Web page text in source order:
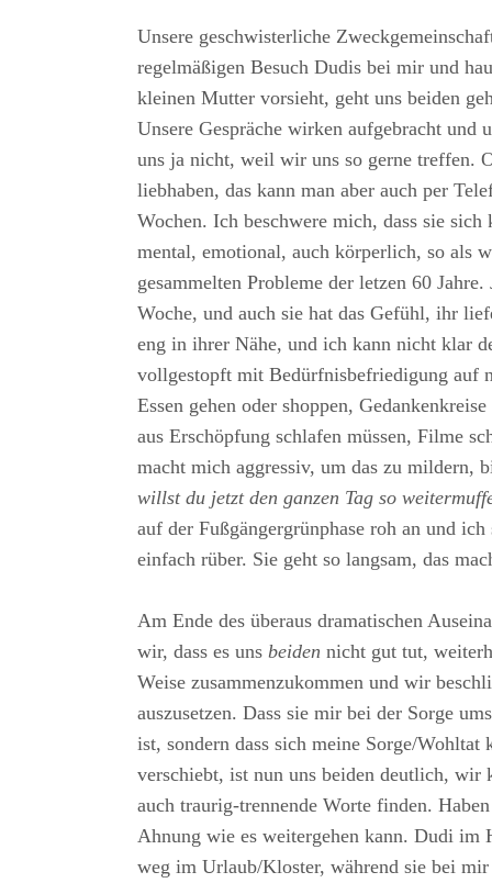
Unsere geschwisterliche
regelmäßigen Besuch Dudis bei mir und
kleinen Mutter vorsieht, geht uns beiden
Unsere Gespräche wirken aufgebracht und
uns ja nicht, weil wir uns so gerne treffen.
liebhaben, das kann man aber auch per
Wochen. Ich beschwere mich, dass sie sich
mental, emotional, auch körperlich, so als
gesammelten Probleme der letzen 60
Woche, und auch sie hat das Gefühl, ihr
eng in ihrer Nähe, und ich kann nicht klar
vollgestopft mit Bedürfnisbefriedigung auf
Essen gehen oder shoppen,
aus Erschöpfung schlafen müssen, Filme
macht mich aggressiv, um das zu mildern,
willst du jetzt den ganzen Tag so
auf der Fußgängergrünphase roh an und
einfach rüber. Sie geht so langsam, das
Am Ende des überaus dramatischen
wir, dass es uns beiden nicht gut tut,
Weise zusammenzukommen und wir
auszusetzen. Dass sie mir bei der Sorge
ist, sondern dass sich meine Sorge/Wohltat
verschiebt, ist nun uns beiden deutlich, wir
auch traurig-trennende Worte finden.
Ahnung wie es weitergehen kann. Dudi im
weg im Urlaub/Kloster, während sie bei